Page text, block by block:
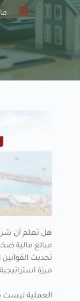
مايو
هل تعلم أن
تحديث القوانين
ميزة
العملية ليست